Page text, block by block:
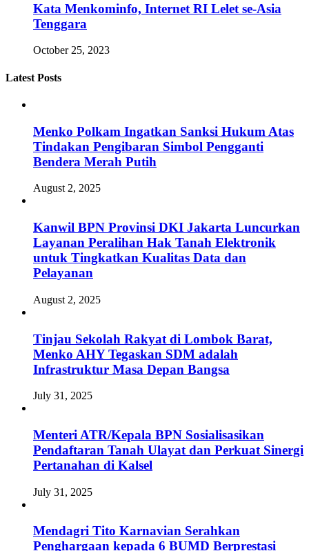
Kata Menkominfo, Internet RI Lelet se-Asia
Tenggara
October 25, 2023
Latest Posts
Menko Polkam Ingatkan Sanksi Hukum Atas
Tindakan Pengibaran Simbol Pengganti
Bendera Merah Putih
August 2, 2025
Kanwil BPN Provinsi DKI Jakarta Luncurkan
Layanan Peralihan Hak Tanah Elektronik
untuk Tingkatkan Kualitas Data dan
Pelayanan
August 2, 2025
Tinjau Sekolah Rakyat di Lombok Barat,
Menko AHY Tegaskan SDM adalah
Infrastruktur Masa Depan Bangsa
July 31, 2025
Menteri ATR/Kepala BPN Sosialisasikan
Pendaftaran Tanah Ulayat dan Perkuat Sinergi
Pertanahan di Kalsel
July 31, 2025
Mendagri Tito Karnavian Serahkan
Penghargaan kepada 6 BUMD Berprestasi